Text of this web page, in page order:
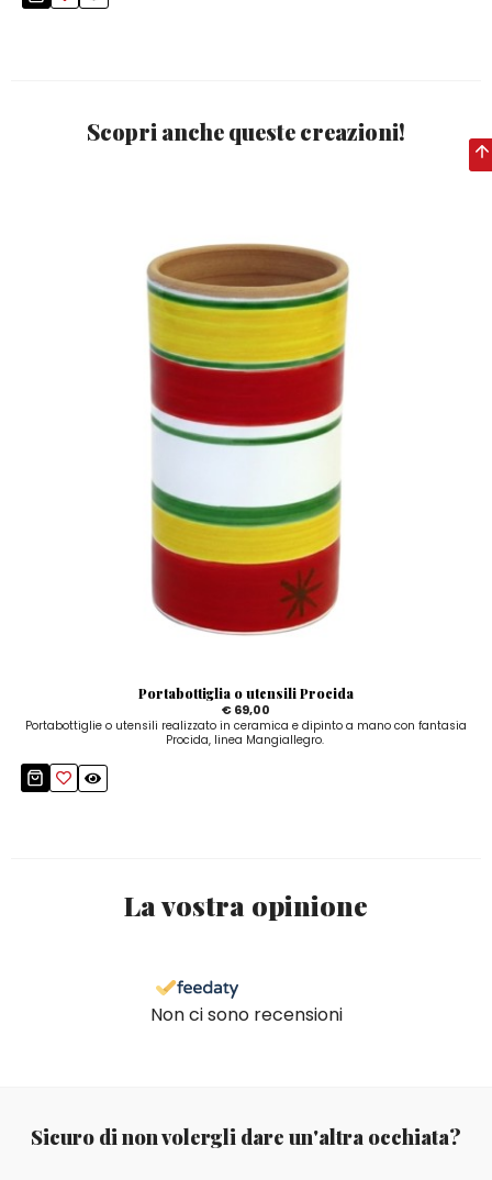
Scopri anche queste creazioni!
Portabottiglia o utensili Procida
€ 69,00
Portabottiglie o utensili realizzato in ceramica e dipinto a mano con fantasia
Procida, linea Mangiallegro.
La vostra opinione
Non ci sono recensioni
Sicuro di non volergli dare un'altra occhiata?